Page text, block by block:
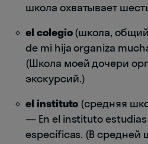
школа охватывает
el colegio(школа,
de mi hija organiza
(Школа моей дочери
экскурсий.)
el instituto (средняя
— En el instituto
específicas. (В средней